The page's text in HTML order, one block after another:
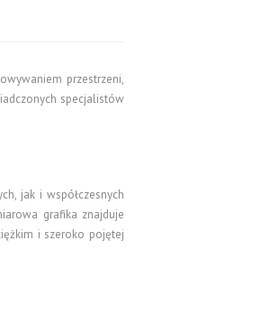
przestrzeni,
specjalistów
jak i współczesnych
grafika znajduje
i szeroko pojętej